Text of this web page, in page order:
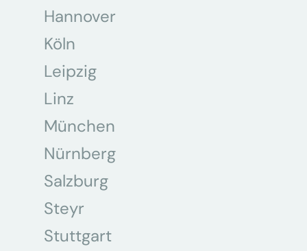
Hannover
Köln
Leipzig
Linz
München
Nürnberg
Salzburg
Steyr
Stuttgart